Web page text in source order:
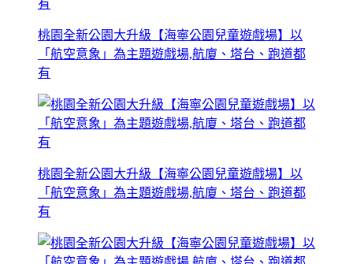
桃園全新公園大升級【海寧公園兒童遊戲場】以
「航空意象」為主題遊戲場,航廈、塔台、跑道都
有
桃園全新公園大升級【海寧公園兒童遊戲場】以
「航空意象」為主題遊戲場,航廈、塔台、跑道都
有